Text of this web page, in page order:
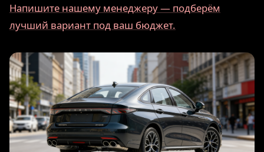
Напишите нашему менеджеру — подберём
лучший вариант под ваш бюджет.